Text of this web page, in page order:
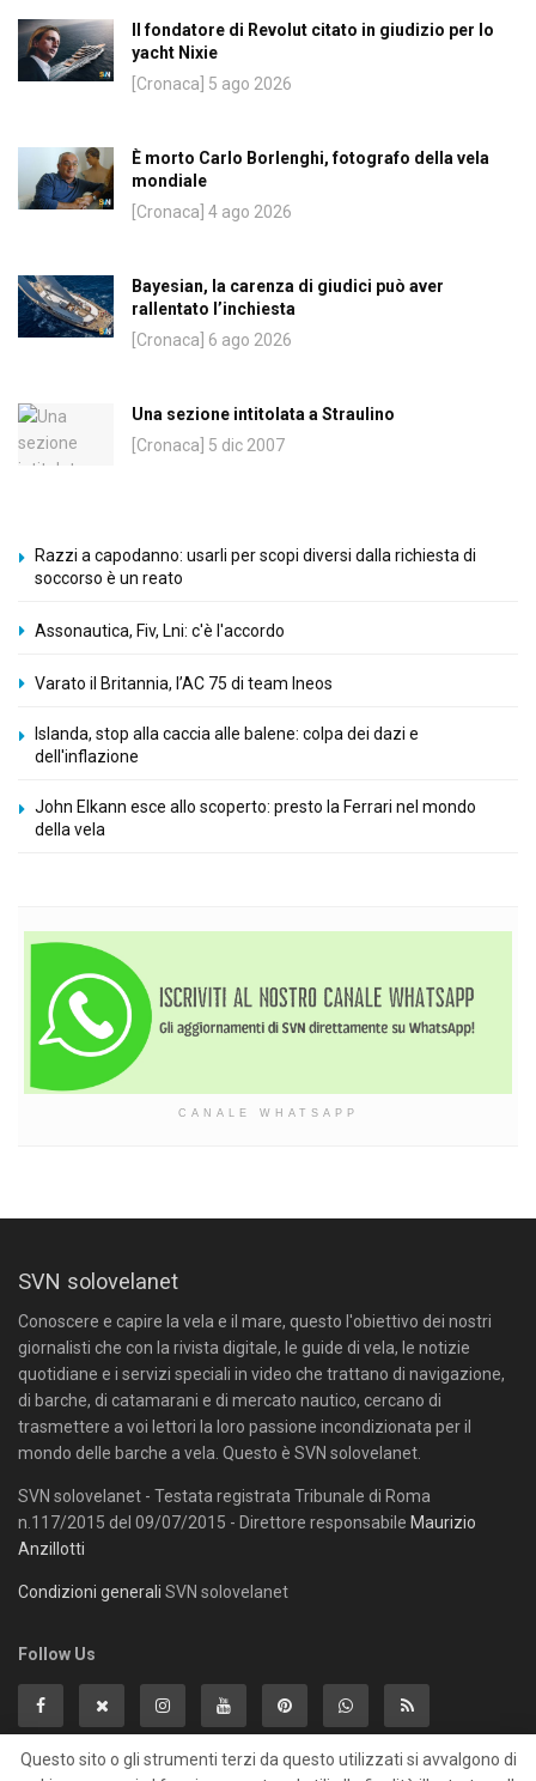
Il fondatore di Revolut citato in giudizio per lo
yacht Nixie
[Cronaca] 5 ago 2026
È morto Carlo Borlenghi, fotografo della vela
mondiale
[Cronaca] 4 ago 2026
Bayesian, la carenza di giudici può aver
rallentato l’inchiesta
[Cronaca] 6 ago 2026
Una sezione intitolata a Straulino
[Cronaca] 5 dic 2007
Razzi a capodanno: usarli per scopi diversi dalla richiesta di
soccorso è un reato
Assonautica, Fiv, Lni: c'è l'accordo
Varato il Britannia, l’AC 75 di team Ineos
Islanda, stop alla caccia alle balene: colpa dei dazi e
dell'inflazione
John Elkann esce allo scoperto: presto la Ferrari nel mondo
della vela
CANALE WHATSAPP
SVN solovelanet
Conoscere e capire la vela e il mare, questo l'obiettivo dei nostri
giornalisti che con la rivista digitale, le guide di vela, le notizie
quotidiane e i servizi speciali in video che trattano di navigazione,
di barche, di catamarani e di mercato nautico, cercano di
trasmettere a voi lettori la loro passione incondizionata per il
mondo delle barche a vela. Questo è SVN solovelanet.
SVN solovelanet - Testata registrata Tribunale di Roma
n.117/2015 del 09/07/2015 - Direttore responsabile Maurizio
Anzillotti
Condizioni generali SVN solovelanet
Follow Us
Questo sito o gli strumenti terzi da questo utilizzati si avvalgono di